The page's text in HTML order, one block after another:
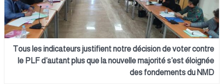
Tous les indicateurs justifient notre décision de voter contre
le PLF d’autant plus que la nouvelle majorité s’est éloignée
des fondements du NMD